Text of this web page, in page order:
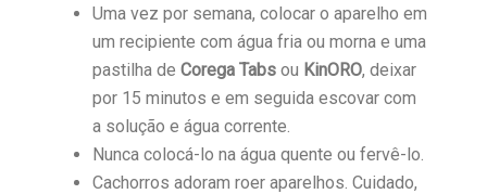
Uma vez por semana, colocar o aparelho em
um recipiente com água fria ou morna e uma
pastilha de Corega Tabs ou KinORO, deixar
por 15 minutos e em seguida escovar com
a solução e água corrente.
Nunca colocá-lo na água quente ou fervê-lo.
Cachorros adoram roer aparelhos. Cuidado,